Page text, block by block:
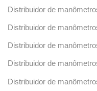
Distribuidor de
Distribuidor de
Distribuidor de
Distribuidor de
Distribuidor de